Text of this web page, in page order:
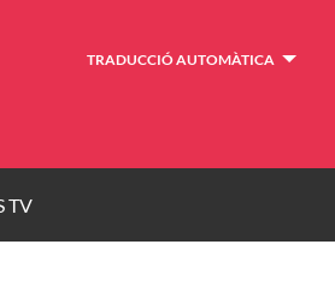
TRADUCCIÓ AUTOMÀTICA
TV